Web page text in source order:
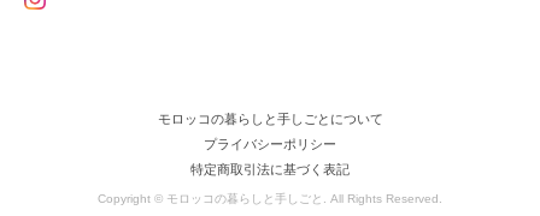
モロッコの暮らしと手しごとについて
プライバシーポリシー
特定商取引法に基づく表記
Copyright © モロッコの暮らしと手しごと. All Rights Reserved.